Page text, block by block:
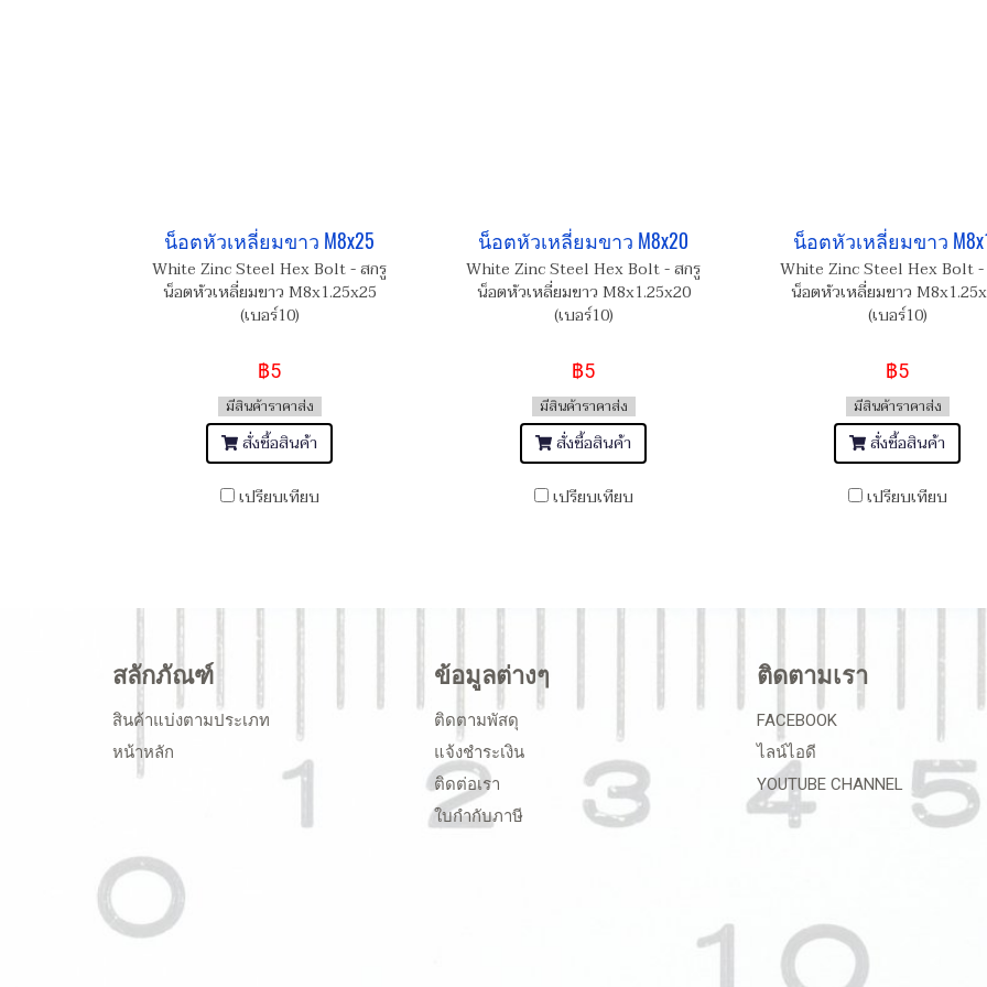
น็อตหัวเหลี่ยมขาว M8x25
White Zinc Steel Hex Bolt - สกรู
น็อตหัวเหลี่ยมขาว M8x1.25x25
(เบอร์10)
฿5
มีสินค้าราคาส่ง
สั่งซื้อสินค้า
เปรียบเทียบ
น็อตหัวเหลี่ยมขาว M8x20
White Zinc Steel Hex Bolt - สกรู
น็อตหัวเหลี่ยมขาว M8x1.25x20
(เบอร์10)
฿5
มีสินค้าราคาส่ง
สั่งซื้อสินค้า
เปรียบเทียบ
น็อตหัวเหลี่ยมขาว
White Zinc Steel Hex Bolt -
น็อตหัวเหลี่ยมขาว
(เบอร์10)
฿5
มีสินค้าราคาส่ง
สั่งซื้อสินค้า
เปรียบเทียบ
สลักภัณฑ์
สินค้าแบ่งตามประเภท
หน้าหลัก
ข้อมูลต่างๆ
ติดตามพัสดุ
แจ้งชำระเงิน
ติดต่อเรา
ใบกำกับภาษี
ติดตามเรา
FACEBOOK
ไลน์ไอดี
YOUTUBE CHANNEL